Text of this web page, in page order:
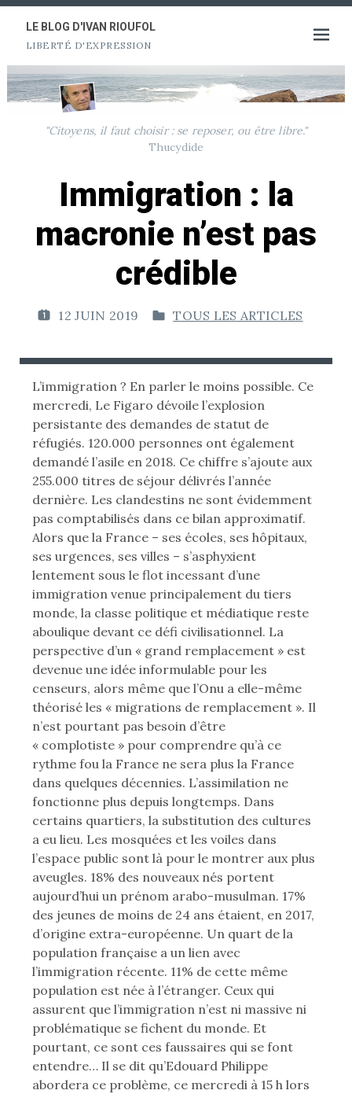
Aller
contenu
LE BLOG D'IVAN RIOUFOL
LIBERTÉ D'EXPRESSION
Ouvrir
le
menu
"Citoyens, il faut choisir : se reposer, ou être libre."
Thucydide
Immigration : la
macronie n’est pas
crédible
P
B
L
L
E
:
12 JUIN 2019
P
B
I
A
N
S
TOUS LES ARTICLES
L’immigration ? En parler le moins possible. Ce
mercredi, Le Figaro dévoile l’explosion
persistante des demandes de statut de
réfugiés. 120.000 personnes ont également
demandé l’asile en 2018. Ce chiffre s’ajoute aux
255.000 titres de séjour délivrés l’année
dernière. Les clandestins ne sont évidemment
pas comptabilisés dans ce bilan approximatif.
Alors que la France – ses écoles, ses hôpitaux,
ses urgences, ses villes – s’asphyxient
lentement sous le flot incessant d’une
immigration venue principalement du tiers
monde, la classe politique et médiatique reste
aboulique devant ce défi civilisationnel. La
perspective d’un « grand remplacement » est
devenue une idée informulable pour les
censeurs, alors même que l’Onu a elle-même
théorisé les « migrations de remplacement ». Il
n’est pourtant pas besoin d’être
« complotiste » pour comprendre qu’à ce
rythme fou la France ne sera plus la France
dans quelques décennies. L’assimilation ne
fonctionne plus depuis longtemps. Dans
certains quartiers, la substitution des cultures
a eu lieu. Les mosquées et les voiles dans
l’espace public sont là pour le montrer aux plus
aveugles. 18% des nouveaux nés portent
aujourd’hui un prénom arabo-musulman. 17%
des jeunes de moins de 24 ans étaient, en 2017,
d’origine extra-européenne. Un quart de la
population française a un lien avec
l’immigration récente. 11% de cette même
population est née à l’étranger. Ceux qui
assurent que l’immigration n’est ni massive ni
problématique se fichent du monde. Et
pourtant, ce sont ces faussaires qui se font
entendre… Il se dit qu’Edouard Philippe
abordera ce problème, ce mercredi à 15 h lors